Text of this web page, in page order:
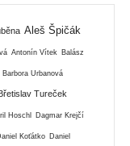
Aleš Špičák
Antonín Vítek Balász
Barbora Urbanová
Břetislav Tureček
Hoschl Dagmar Krejčí
Koťátko Daniel